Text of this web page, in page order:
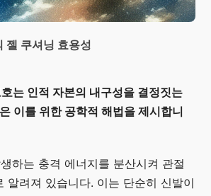
젤 쿠셔닝 효용성
는 인적 자본의 내구성을 결정짓는
이를 위한 공학적 해법을 제시합니
하는 충격 에너지를 분산시켜 관절
알려져 있습니다. 이는 단순히 신발이